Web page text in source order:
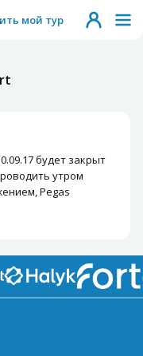
мой тур
будет закрыт
утром
Pegas